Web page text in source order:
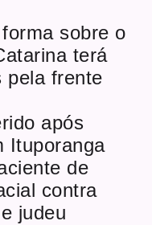
sobre o
terá
pela frente
após
Ituporanga
de
contra
judeu